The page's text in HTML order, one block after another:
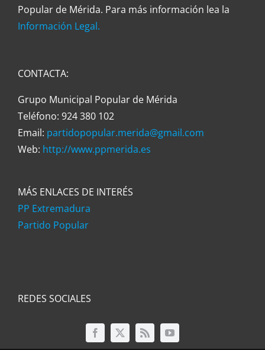
Popular de Mérida. Para más información lea la
Información Legal.
CONTACTA:
Grupo Municipal Popular de Mérida
Teléfono: 924 380 102
Email: partidopopular.merida@gmail.com
Web: http://www.ppmerida.es
MÁS ENLACES DE INTERÉS
PP Extremadura
Partido Popular
REDES SOCIALES